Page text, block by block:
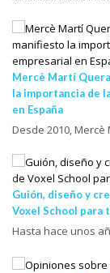
Mercè Martí
la importancia de
en España
Desde 2010,
Guión, diseño y
Voxel School para
Hasta hace unos